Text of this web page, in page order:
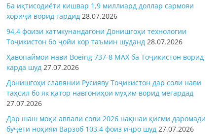
Ба иқтисодиёти кишвар 1,9 миллиард доллар сармояи
хориҷӣ ворид гардид 28.07.2026
94,4 фоизи хатмкунандагони Донишгоҳи технологии
Тоҷикистон бо ҷойи кор таъмин шуданд 28.07.2026
Ҳавопаймои нави Boeing 737-8 MAX ба Тоҷикистон ворид
карда шуд 27.07.2026
Донишгоҳи славянии Русияву Тоҷикистон дар соли нави
таҳсил бо як қатор навгониҳои муҳим ворид мегардад
27.07.2026
Дар шаш моҳи аввали соли 2026 нақшаи қисми даромади
буҷети ноҳияи Варзоб 103,4 фоиз иҷро шуд 27.07.2026